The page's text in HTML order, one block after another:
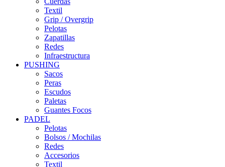
Textil
Grip / Overgrip
Pelotas
Zapatillas
Redes
Infraestructura
PUSHING
Sacos
Peras
Escudos
Paletas
Guantes Focos
PADEL
Pelotas
Bolsos / Mochilas
Redes
Accesorios
Textil